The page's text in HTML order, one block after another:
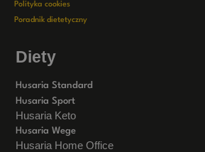
Polityka cookies
Poradnik dietetyczny
Diety
Husaria Standard
Husaria Sport
Husaria Keto
Husaria Wege
Husaria Home Office